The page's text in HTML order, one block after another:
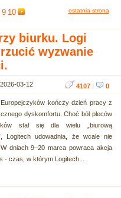
9 10 ostatnia strona
biurku. Logi
wyzwanie
2026-03-12 4107 | 0
Europejczyków kończy dzień pracy z
dyskomfortu. Choć ból pleców
stał się dla wielu „biurową
Logitech udowadnia, że wcale nie
dniach 9–20 marca powraca akcja
- czas, w którym Logitech...